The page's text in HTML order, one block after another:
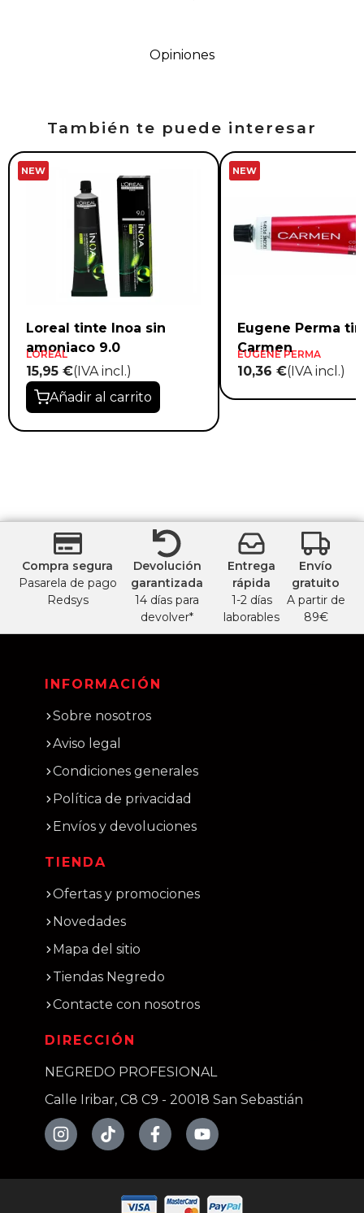
Opiniones
También te puede interesar
NEW
Loreal tinte Inoa sin
amoniaco 9.0
LOREAL
15,95 €(IVA incl.)
Añadir al carrito
NEW
Eugene Perma
Carmen
EUGENE PERMA
10,36 €(IVA incl.)
Compra segura
Pasarela de pago
Redsys
Devolución
garantizada
14 días para
devolver*
Entrega
rápida
1-2 días
laborables
Envío
gratuito
A partir de
89€
INFORMACIÓN
Sobre nosotros
Aviso legal
Condiciones generales
Política de privacidad
Envíos y devoluciones
TIENDA
Ofertas y promociones
Novedades
Mapa del sitio
Tiendas Negredo
Contacte con nosotros
DIRECCIÓN
NEGREDO PROFESIONAL
Calle Iribar, C8 C9 - 20018 San Sebastián